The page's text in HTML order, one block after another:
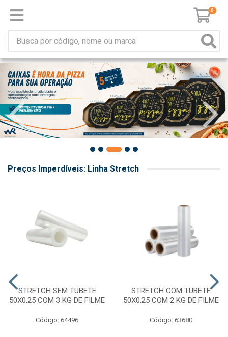
0
Preços Imperdíveis: Linha Stretch
STRETCH SEM TUBETE
50X0,25 COM 3 KG DE FILME
Código: 64496
STRETCH COM TUBETE
50X0,25 COM 2 KG DE FILME
Código: 63680